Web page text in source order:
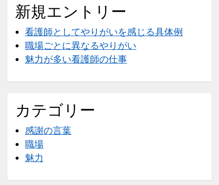
新規エントリー
看護師としてやりがいを感じる具体例
職場ごとに異なるやりがい
魅力が多い看護師の仕事
カテゴリー
感謝の言葉
職場
魅力